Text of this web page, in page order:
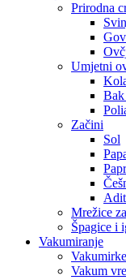
Prirodna
Umjetni
Bak
Začini
Sol
Mrežice
Špagice i
Vakumiranje
Vakumirke
Vakum